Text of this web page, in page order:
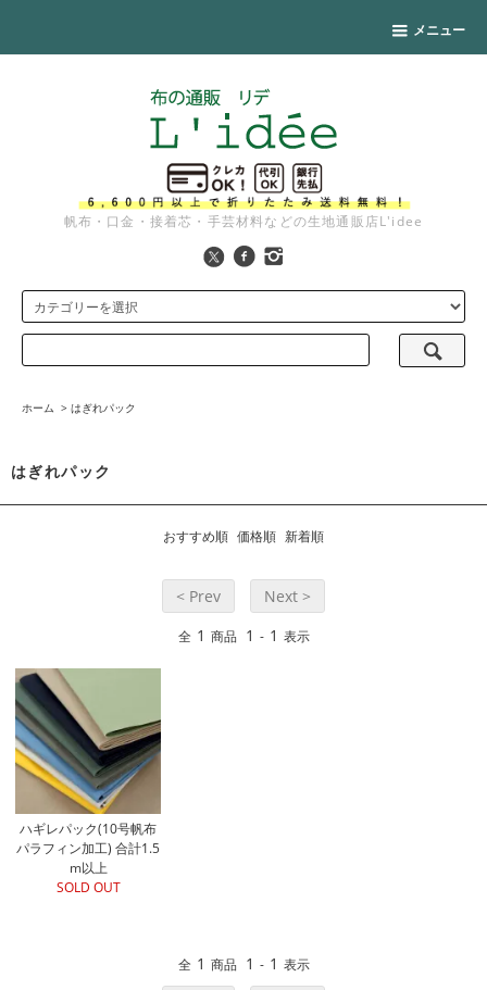
メニュー
帆布・口金・接着芯・手芸材料などの生地通販店L'idee
ホーム > はぎれパック
はぎれパック
おすすめ順 価格順 新着順
< Prev Next >
全 1 商品 1 - 1 表示
ハギレパック(10号帆布
パラフィン加工) 合計1.5
m以上
SOLD OUT
全 1 商品 1 - 1 表示